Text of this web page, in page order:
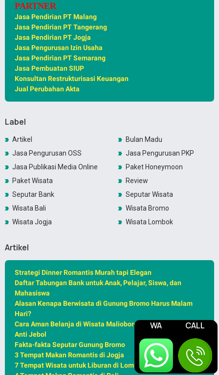
WA CALL
PARTNER
Jasa Pendirian PT Malang
Jasa Pendirian PT Tangerang
Jasa Pendirian PT Jogja
Jasa Pengurusan Izin Usaha
Jasa Pendirian PT Semarang
Jasa Pembuatan SIUP
Konsultan Restrukturisasi Keuangan
Jual Perubahan Akta
Label
Artikel
Bulan Madu
Jasa Pengurusan OSS
Jasa Pengurusan PKP
Jasa Publikasi Media Online
Paket Honeymoon
Paket Wisata
Review
Seputar Bank
Seputar Wisata
Wisata Bali
Wisata Bromo
Wisata Jogja
Wisata Lombok
Artikel
Strategi Dinner Romantis Murah tapi Elegan
Daftar Tabungan Bank untuk Anak, Pelajar, Siswa, dan
Mahasiswa
Alasan Kenapa Berwisata di Gunung Bromo Harus Malam
Hari?
Cara Aman Belanja di Wisata Malioboro Jogja – Kantong
Anti Jebol
Fakta-fakta Seputar Gunung Bromo
3 Tempat Makan Romantis di Jogja
7 Tempat Wisata untuk Liburan di Lombok